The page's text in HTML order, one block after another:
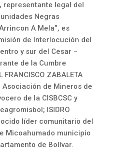
representante legal del
Negras
A Mela”, es
de Interlocución del
y sur del Cesar –
de la Cumbre
ZABALETA
de Mineros de
de la CISBCSC y
ISIDRO
líder comunitario del
Micoahumado municipio
de Bolívar.